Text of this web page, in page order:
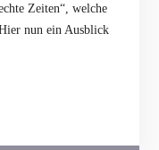
Zeiten“, welche
nun ein Ausblick